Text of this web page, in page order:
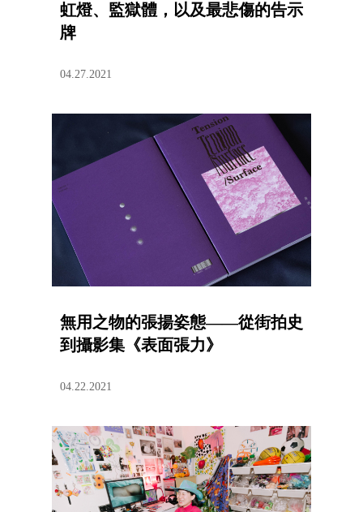
虹燈、監獄體，以及最悲傷的告示
牌
04.27.2021
無用之物的張揚姿態——從街拍史
到攝影集《表面張力》
04.22.2021